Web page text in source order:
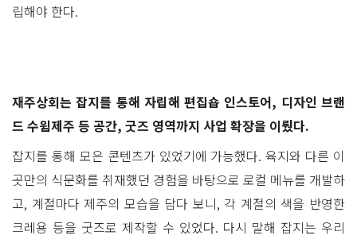
립해야 한다.
재주상회는 잡지를 통해 자립해 편집숍 인스토어, 디자인 브랜
드 수윔제주 등 공간, 굿즈 영역까지 사업 확장을 이뤘다.
잡지를 통해 모은 콘텐츠가 있었기에 가능했다. 육지와 다른 이
곳만의 식문화를 취재했던 경험을 바탕으로 로컬 메뉴를 개발하
고, 계절마다 제주의 모습을 담다 보니, 각 계절의 색을 반영한
크레용 등을 굿즈로 제작할 수 있었다. 다시 말해 잡지는 우리